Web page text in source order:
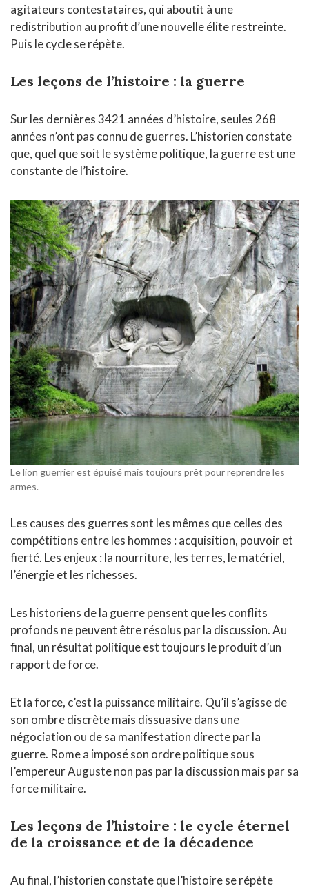
agitateurs contestataires, qui aboutit à une
redistribution au profit d’une nouvelle élite restreinte.
Puis le cycle se répète.
Les leçons de l’histoire : la guerre
Sur les dernières 3421 années d’histoire, seules 268
années n’ont pas connu de guerres. L’historien constate
que, quel que soit le système politique, la guerre est une
constante de l’histoire.
Le lion guerrier est épuisé mais toujours prêt pour reprendre les
armes.
Les causes des guerres sont les mêmes que celles des
compétitions entre les hommes : acquisition, pouvoir et
fierté. Les enjeux : la nourriture, les terres, le matériel,
l’énergie et les richesses.
Les historiens de la guerre pensent que les conflits
profonds ne peuvent être résolus par la discussion. Au
final, un résultat politique est toujours le produit d’un
rapport de force.
Et la force, c’est la puissance militaire. Qu’il s’agisse de
son ombre discrète mais dissuasive dans une
négociation ou de sa manifestation directe par la
guerre. Rome a imposé son ordre politique sous
l’empereur Auguste non pas par la discussion mais par sa
force militaire.
Les leçons de l’histoire : le cycle éternel
de la croissance et de la décadence
Au final, l’historien constate que l’histoire se répète